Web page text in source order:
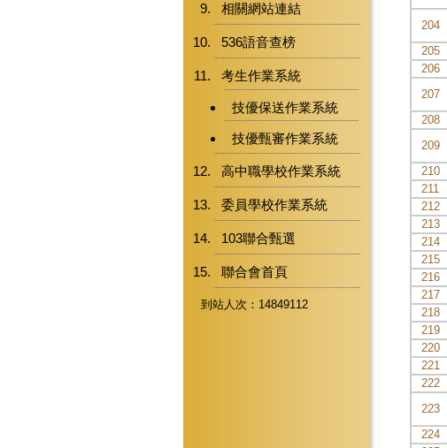
相關網站連結
536語音查榜
考生作業系統
技優保送作業系統
技優甄審作業系統
高中職學校作業系統
委員學校作業系統
103聯合甄選
聯合會首頁
到站人次：14849112
204
205
206
207
208
209
210
211
212
213
214
215
216
217
218
219
220
221
222
223
224